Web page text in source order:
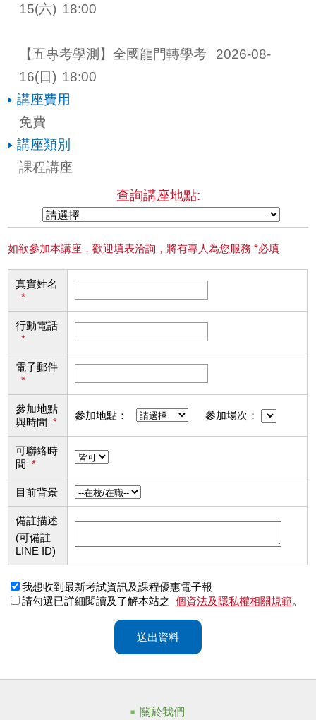
15(六) 18:00
【五專考學測】全國龍門轉學考
2026-08-
16(日) 18:00
講座費用
免費
講座類別
課程講座
查詢講座地點:
如欲參加本講座，歡迎填表洽詢，將有專人為您服務 *必填
真實姓名
*
行動電話
*
電子郵件
*
參加地點
與時間 *
參加地點： 參加場次：
可聯絡時
間 *
目前背景
備註描述
(可備註
LINE ID)
我想收到最新考試資訊及課程優惠電子報
請勾選已詳細閱讀及了解本站之
個資法及隱私權相關規範。
送出資料
關於我們